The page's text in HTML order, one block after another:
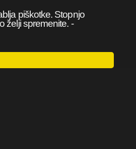
piškotke. Stopnjo
želji spremenite. -